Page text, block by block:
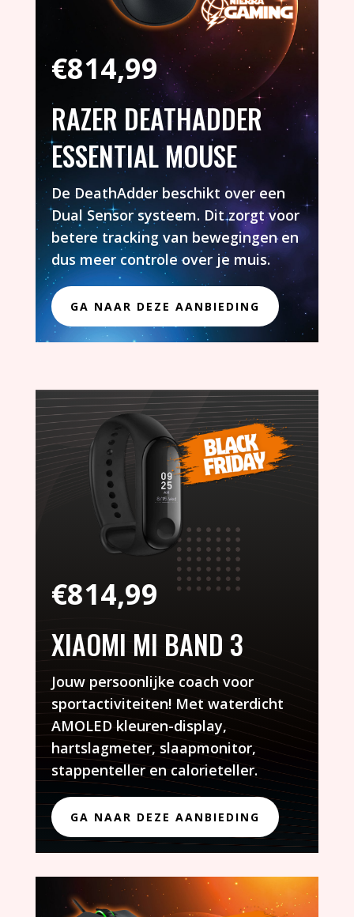
€814,99
RAZER DEATHADDER
ESSENTIAL MOUSE
De DeathAdder beschikt over een
Dual Sensor systeem. Dit zorgt voor
betere tracking van bewegingen en
dus meer controle over je muis.
GA NAAR DEZE AANBIEDING
€814,99
XIAOMI MI BAND 3
Jouw persoonlijke coach voor
sportactiviteiten! Met waterdicht
AMOLED kleuren-display,
hartslagmeter, slaapmonitor,
stappenteller en calorieteller.
GA NAAR DEZE AANBIEDING